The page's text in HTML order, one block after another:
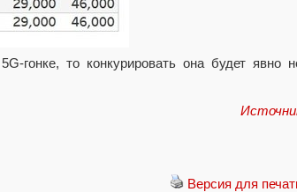
гонке, то конкурировать она будет явно
Версия для